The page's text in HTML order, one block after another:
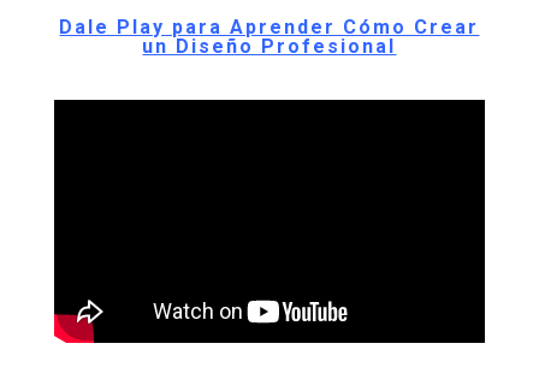
Dale Play para Aprender Cómo Crear
un Diseño Profesional